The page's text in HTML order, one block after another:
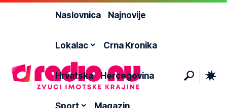
Naslovnica Najnovije
Lokalac Crna Kronika
Hrvatska Hercegovina
Sport Magazin